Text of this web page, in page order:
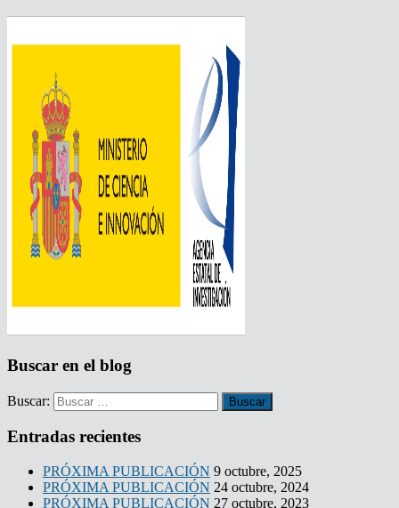
Buscar en el blog
Buscar:
Entradas recientes
PRÓXIMA PUBLICACIÓN 9 octubre, 2025
PRÓXIMA PUBLICACIÓN 24 octubre, 2024
PRÓXIMA PUBLICACIÓN 27 octubre, 2023